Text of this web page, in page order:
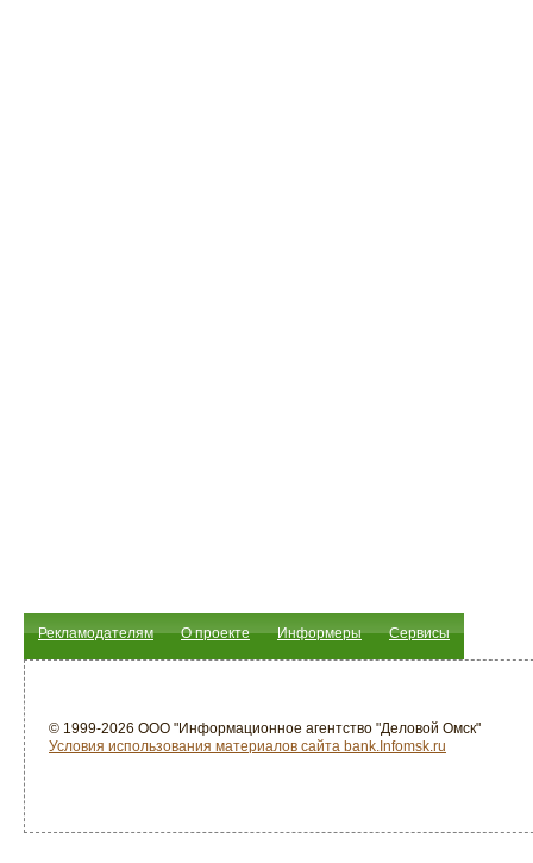
Рекламодателям О проекте Информеры Сервисы
© 1999-2026 ООО "Информационное агентство "Деловой Омск"
Условия использования материалов сайта bank.Infomsk.ru